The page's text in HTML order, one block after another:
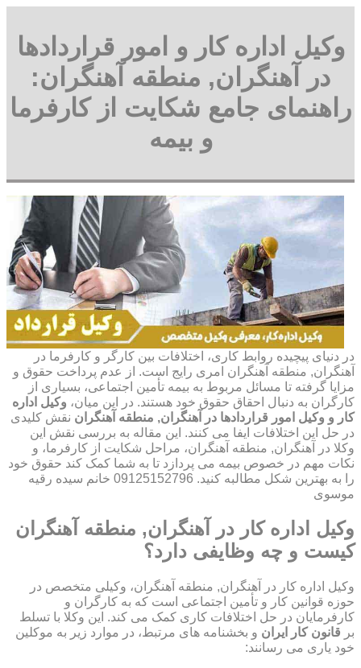
وکیل اداره کار و امور قراردادها
در آهنگران, منطقه آهنگران:
راهنمای جامع شکایت از کارفرما
و بیمه
در دنیای پیچیده روابط کاری، اختلافات بین کارگر و کارفرما در
آهنگران, منطقه آهنگران امری رایج است. از عدم پرداخت حقوق و
مزایا گرفته تا مسائل مربوط به بیمه تأمین اجتماعی، بسیاری از
کارگران به دنبال احقاق حقوق خود هستند. در این میان، وکیل اداره
کار و وکیل امور قراردادها در آهنگران, منطقه آهنگران نقش کلیدی
در حل این اختلافات ایفا می کنند. این مقاله به بررسی نقش این
وکلا در آهنگران, منطقه آهنگران، مراحل شکایت از کارفرما، و
نکات مهم در خصوص بیمه می پردازد تا به شما کمک کند حقوق خود
را به بهترین شکل مطالبه کنید. 09125152796 خانم سیده رقیه
موسوی
وکیل اداره کار در آهنگران, منطقه آهنگران
کیست و چه وظایفی دارد؟
وکیل اداره کار در آهنگران, منطقه آهنگران، وکیلی متخصص در
حوزه قوانین کار و تأمین اجتماعی است که به کارگران و
کارفرمایان در حل اختلافات کاری کمک می کند. این وکلا با تسلط
بر قانون کار ایران و بخشنامه های مرتبط، در موارد زیر به موکلین
خود یاری می رسانند: